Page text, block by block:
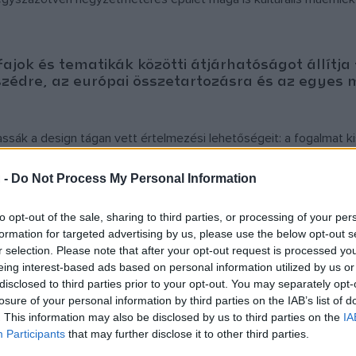
- Do Not Process My Personal Information
opt-out of the sale, sharing to third parties, or processing of your
for targeted advertising by us, please use the below opt-out
selection. Please note that after your opt-out request is processed
interest-based ads based on personal information utilized by us
to third parties prior to your opt-out. You may separately
of your personal information by third parties on the IAB’s list of
This information may also be disclosed by us to third parties on the
Participants that may further disclose it to other third parties.
és tematikák közötti átjárhatóságot állítja
az európai összetartozásra és az egyes
a design tágan vett értelmezési lehetőségeit: a fogalmat
megfelelően a bemutatott alkotások, projektek,
művészetek és az előadó-művészet – kapcsolják össze.
, ékszertervezők, a 2022-ben megrendezett Üveg
és építészek a tárgyalkotáshoz közel álló